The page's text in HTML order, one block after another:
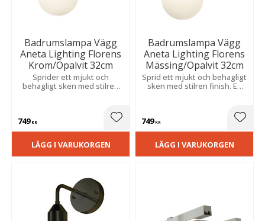
Badrumslampa Vägg
Aneta Lighting Florens
Krom/Opalvit 32cm
Sprider ett mjukt och
behagligt sken med stilren
749KR Lägg till i favoriter
LÄGG I VARUKORGEN
Badrumslampa Vägg
Aneta Lighting Florens
Mässing/Opalvit 32cm
Sprid ett mjukt och behagligt
sken med stilren finish. En
både moderna och klassiska
749KR
LÄGG I VARUKORGEN